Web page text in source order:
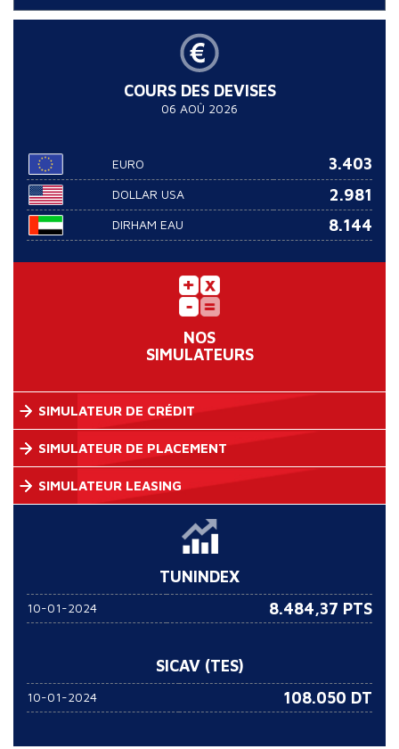
COURS DES DEVISES
06 AOÛ 2026
EURO 3.403
DOLLAR USA 2.981
DIRHAM EAU 8.144
NOS
SIMULATEURS
SIMULATEUR DE CRÉDIT
SIMULATEUR DE PLACEMENT
SIMULATEUR LEASING
TUNINDEX
10-01-2024 8.484,37 PTS
SICAV (TES)
10-01-2024 108.050 DT